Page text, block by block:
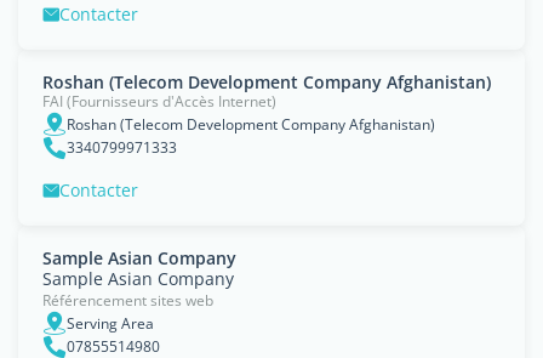
Contacter
Roshan (Telecom Development Company Afghanistan)
FAI (Fournisseurs d'Accès Internet)
Roshan (Telecom Development Company Afghanistan)
3340799971333
Contacter
Sample Asian Company
Sample Asian Company
Référencement sites web
Serving Area
07855514980